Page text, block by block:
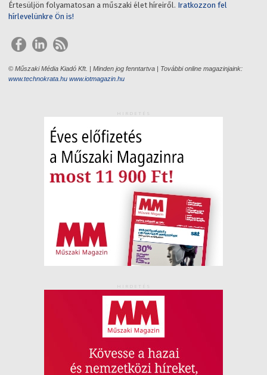
Értesüljön folyamatosan a műszaki élet híreiről. Iratkozzon fel
hírlevelünkre Ön is!
© Műszaki Média Kiadó Kft. | Minden jog fenntartva | További online magazinjaink:
www.technokrata.hu www.iotmagazin.hu
HIRDETÉS
HIRDETÉS